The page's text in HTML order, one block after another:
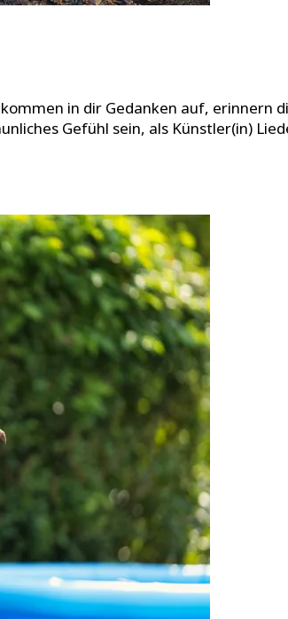
in dir Gedanken auf, erinnern
Gefühl sein, als Künstler(in)